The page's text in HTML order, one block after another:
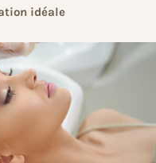
idéale